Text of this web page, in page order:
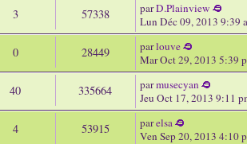
3 57338 parD.Plainview
Lun Déc 09, 2013 9:39
0 28449 parlouve
Mar Oct 29, 2013 5:39
40 335664 parmusecyan
Jeu Oct 17, 2013 9:11
4 53915 parelsa
Ven Sep 20, 2013 4:10